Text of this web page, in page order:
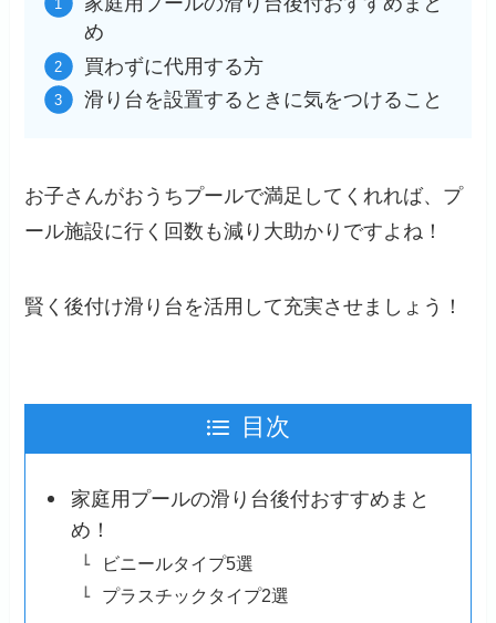
め
買わずに代用する方
滑り台を設置するときに気をつけること
お子さんがおうちプールで満足してくれれば、プ
ール施設に行く回数も減り大助かりですよね！
賢く後付け滑り台を活用して充実させましょう！
目次
家庭用プールの滑り台後付おすすめまと
め！
ビニールタイプ5選
プラスチックタイプ2選